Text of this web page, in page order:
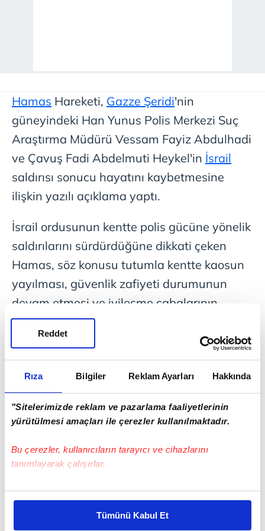
Rıza Bilgiler Reklam Ayarları Hakkında
"Sitelerimizde reklam ve pazarlama faaliyetlerinin
yürütülmesi amaçları ile çerezler kullanılmaktadır.
Bu çerezler, kullanıcıların tarayıcı ve cihazlarını
tanımlayarak çalışırlar.
Bu çerezlere izin vermeniz halinde sizlere özel
daha iyi reklam deneyimi yaşatabiliriz. Bunu yaparken
Tümünü Kabul Et
Reddet
Hamas Hareketi, Gazze Şeridi'nin
güneyindeki Han Yunus Polis Merkezi Suç
Araştırma Müdürü Vessam Fayiz Abdulhadi
ve Çavuş Fadi Abdelmuti Heykel'in İsrail
saldırısı sonucu hayatını kaybetmesine
ilişkin yazılı açıklama yaptı.
İsrail ordusunun kentte polis gücüne yönelik
saldırılarını sürdürdüğüne dikkati çeken
Hamas, söz konusu tutumla kentte kaosun
yayılması, güvenlik zafiyeti durumunun
devam etmesi ve iyileşme çabalarının
engellenmesinin hedeflendiğini belirtti.
ARABULUCULARA ÇAĞRI
Hamas, uluslararası topluma, arabuluculara
ve ateşkes anlaşmasının garantörlerine
"işgalcilerin saldırganlığını ve günlük